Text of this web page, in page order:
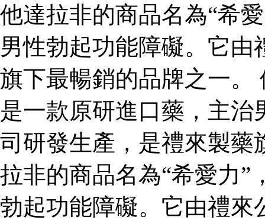
他達拉非的商品名為“希
男性勃起功能障礙。它
旗下最暢銷的品牌之一。
是一款原研進口藥，主
司研發生產，是禮來製藥
拉非的商品名為“希愛力”
勃起功能障礙。它由禮來